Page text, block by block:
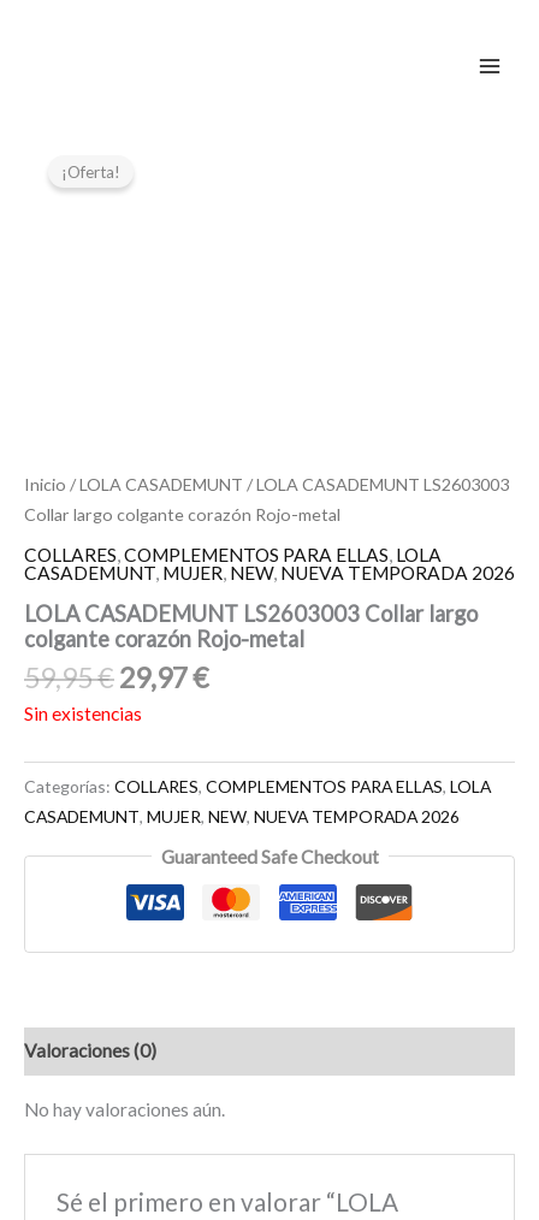
¡Oferta!
Inicio /LOLA CASADEMUNT / LOLA CASADEMUNT LS2603003
Collar largo colgante corazón Rojo-metal
COLLARES,COMPLEMENTOS PARA ELLAS, LOLA
CASADEMUNT, MUJER, NEW, NUEVA TEMPORADA 2026
LOLA CASADEMUNT LS2603003 Collar largo
colgante corazón Rojo-metal
59,95€29,97€
Sin existencias
Categorías: COLLARES, COMPLEMENTOS PARA ELLAS, LOLA
CASADEMUNT, MUJER, NEW, NUEVA TEMPORADA 2026
Guaranteed Safe Checkout
Valoraciones (0)
No hay valoraciones aún.
Sé el primero en valorar “LOLA